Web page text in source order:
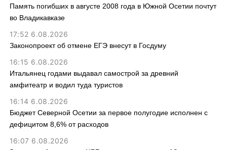
Память погибших в августе 2008 года в Южной Осетии почтут
во Владикавказе
17:52 6.08.2026
Законопроект об отмене ЕГЭ внесут в Госдуму
16:15 6.08.2026
Итальянец годами выдавал самострой за древний
амфитеатр и водил туда туристов
16:14 6.08.2026
Бюджет Северной Осетии за первое полугодие исполнен с
дефицитом 8,6% от расходов
16:07 6.08.2026